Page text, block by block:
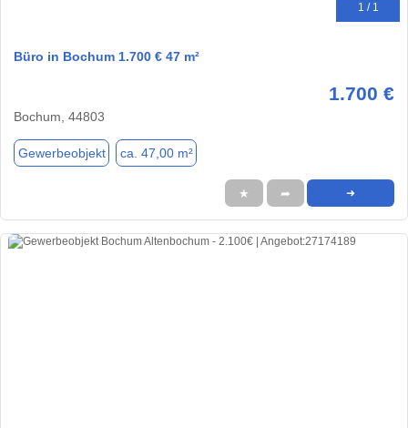
1 / 1
Büro in Bochum 1.700 € 47 m²
1.700 €
Bochum, 44803
Gewerbeobjekt ca. 47,00 m²
★ ➦ ➜